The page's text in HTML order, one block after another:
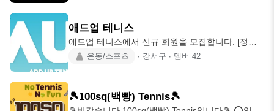
계 및
럽입니다. 코트 위에서 함께 땀 흘리며 대회 준비와
실력 향상에 시너지를 내실 분들을 기다립니다! 📍
클럽 정보 장소: 부산 사하구 신평동 신평레포츠공
원 시간: 매주 화금일 오후 6-10시 클럽 분위기: 파
회 출전 및 입
애드업 테니스
애드업 테니스에서 신규 회원을 모집합니다. [정기
모임] 매주 수요일 20-22시 매주 일요일 (동계 11-
스장 (가끔 코트 사정에 따라 인재개발원 및 화명생
태공원 이용합니다. 상주코트 X) [현재 인원] 남22,
운동/스포츠 ∙ 강서구 ∙ 멤버 42
🎾100sq(백빵) Tennis🎾